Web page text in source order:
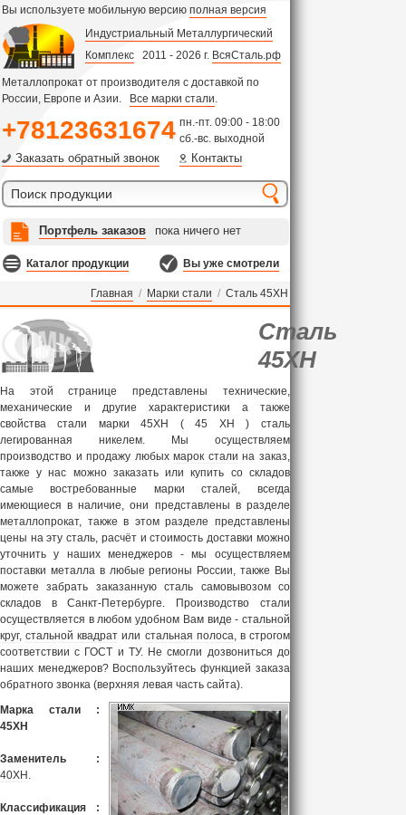
Вы используете мобильную версию полная версия
Индустриальный Металлургический
Комплекс 2011 - 2026 г. ВсяСталь.рф
Металлопрокат от производителя с доставкой по
России, Европе и Азии.
Все марки стали.
+78123631674 пн.-пт. 09:00 - 18:00
сб.-вс. выходной
Заказать обратный звонок Контакты
Портфель заказов пока ничего нет
Каталог продукции Вы уже смотрели
Главная / Марки стали / Сталь 45ХН
Сталь
45ХН
На этой странице представлены технические,
механические и другие характеристики а также
свойства стали марки 45ХН ( 45 ХН ) сталь
легированная никелем. Мы осуществляем
производство и продажу любыхмарок стали на заказ,
также у нас можно заказать или купить со складов
самые востребованные марки сталей, всегда
имеющиеся в наличие, они представлены в разделе
металлопрокат, также в этом разделе представлены
цены на эту сталь, расчёт и стоимость доставки можно
уточнить у наших менеджеров - мы осуществляем
поставки металла в любые регионы России, также Вы
можете забрать заказанную сталь самовывозом со
складов в Санкт-Петербурге. Производство стали
осуществляется в любом удобном Вам виде - стальной
круг,стальной квадрат или стальная полоса, в строгом
соответствии с ГОСТ и ТУ. Не смогли дозвониться до
наших менеджеров? Воспользуйтесь функцией заказа
обратного звонка (верхняя левая часть сайта).
Марка стали :
45ХН
Заменитель :
40ХН .
Классификация :